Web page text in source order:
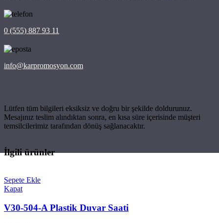
0 (555) 887 93 11
info@karpromosyon.com
Lütfen tüm bilgileri eksiksiz ve doğru bir şekilde doldurunuz.
Mesajınız teslim alındıktan sonra, en kısa süre içerisinde müşteri
temsilcilerimiz tarafından dönüş sağlanacaktır.
İlgili ürünler
Sepete Ekle
Kapat
V30-504-A Plastik Duvar Saati